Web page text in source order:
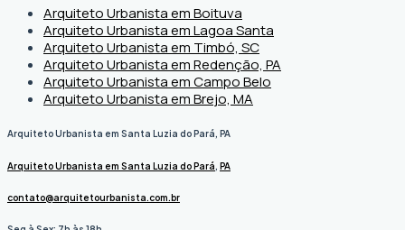
Arquiteto Urbanista em Boituva
Arquiteto Urbanista em Lagoa Santa
Arquiteto Urbanista em Timbó, SC
Arquiteto Urbanista em Redenção, PA
Arquiteto Urbanista em Campo Belo
Arquiteto Urbanista em Brejo, MA
Arquiteto Urbanista em Santa Luzia do Pará, PA
Arquiteto Urbanista em Santa Luzia do Pará, PA
contato@arquitetourbanista.com.br